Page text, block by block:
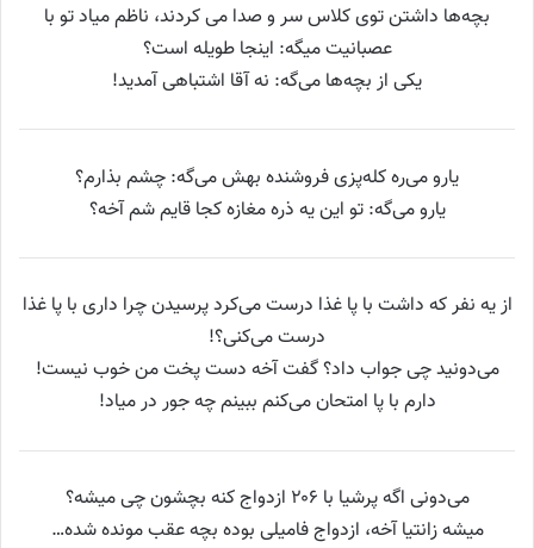
بچه‌ها داشتن توی کلاس سر و صدا می کردند، ناظم میاد تو با
عصبانیت میگه: اینجا طویله است؟
یکی از بچه‌ها می‌گه: نه آقا اشتباهی آمدید!
یارو می‌ره کله‌پزی فروشنده بهش می‌گه: چشم بذارم؟
یارو می‌گه: تو این یه ذره مغازه کجا قایم شم آخه؟
از یه نفر که داشت با پا غذا درست می‌کرد پرسیدن چرا داری با پا غذا
درست می‌کنی؟!
می‌دونید چی جواب داد؟ گفت آخه دست پخت من خوب نیست!
دارم با پا امتحان می‌کنم ببینم چه جور در میاد!
می‌دونی اگه پرشیا با ۲۰۶ ازدواج کنه بچشون چی میشه؟
میشه زانتیا آخه، ازدواج فامیلی بوده بچه عقب مونده شده…